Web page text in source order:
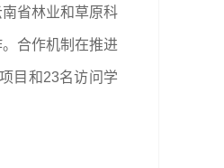
省林业和草原科
合作机制在推进
目和23名访问学